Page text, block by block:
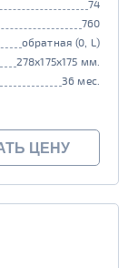
74
760
обратная (0, L)
278x175x175 мм.
36 мес.
ЦЕНУ